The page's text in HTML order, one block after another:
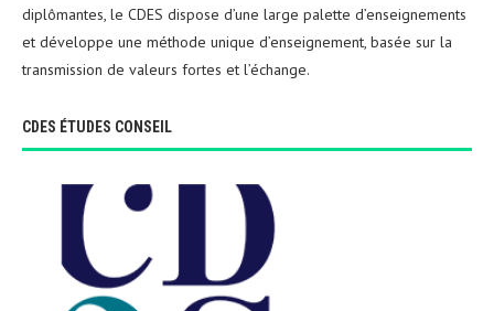
diplômantes, le CDES dispose d’une large palette d’enseignements
et développe une méthode unique d’enseignement, basée sur la
transmission de valeurs fortes et l’échange.
CDES ÉTUDES CONSEIL